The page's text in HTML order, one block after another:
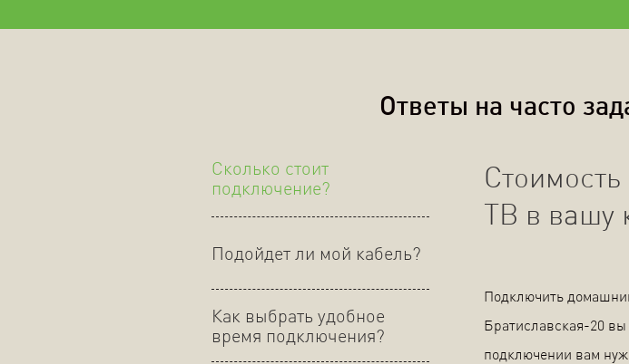
Ответы на часто
Сколько стоит
подключение?
Подойдет ли мой кабель?
Как выбрать удобное
время подключения?
ТВ в вашу
Подключить
Братиславская-20
подключении вам